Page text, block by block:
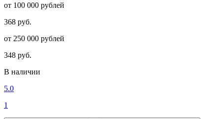
от 100 000 рублей
368 руб.
от 250 000 рублей
348 руб.
В наличии
5.0
1